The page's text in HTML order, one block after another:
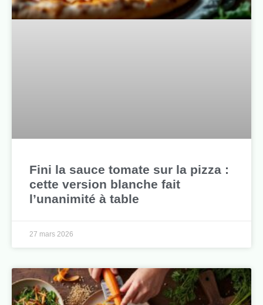
Fini la sauce tomate sur la pizza :
cette version blanche fait
l’unanimité à table
27 mars 2026